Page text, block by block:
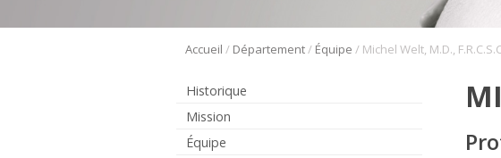
Accueil / Département/ Équipe / Michel Welt, M.D.,
Historique
Mission
Équipe